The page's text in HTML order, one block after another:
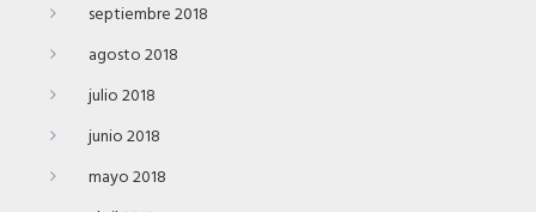
septiembre 2018
agosto 2018
julio 2018
junio 2018
mayo 2018